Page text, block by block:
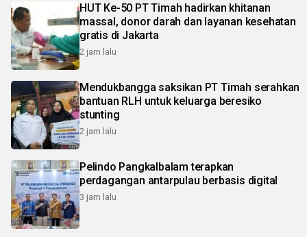
HUT Ke-50 PT Timah hadirkan khitanan
massal, donor darah dan layanan kesehatan
gratis di Jakarta
2 jam lalu
Mendukbangga saksikan PT Timah serahkan
bantuan RLH untuk keluarga beresiko
stunting
2 jam lalu
Pelindo Pangkalbalam terapkan
perdagangan antarpulau berbasis digital
3 jam lalu